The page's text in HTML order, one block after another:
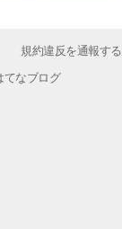
規約違反を通報する
てなブログ